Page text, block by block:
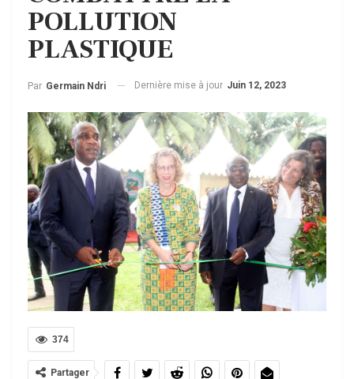
POLLUTION
PLASTIQUE
Par Germain Ndri Dernière mise à jour Juin 12, 2023
374
Partager